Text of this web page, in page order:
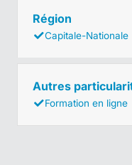
Région
Capitale-Nationale
Autres
Formation en ligne